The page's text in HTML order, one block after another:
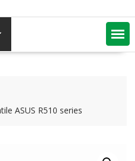
ASUS R510 series